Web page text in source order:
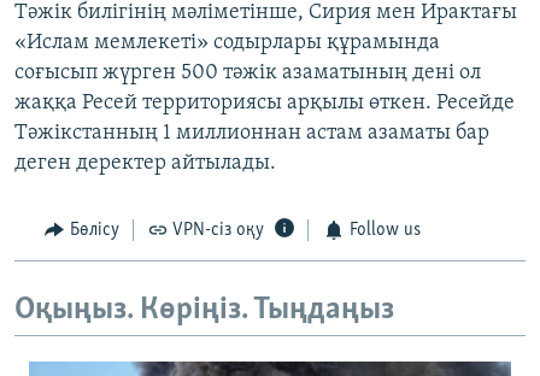
Тәжік билігінің мәліметінше, Сирия мен Ирактағы
«Ислам мемлекеті» содырлары құрамында
соғысып жүрген 500 тәжік азаматының дені ол
жаққа Ресей территориясы арқылы өткен. Ресейде
Тәжікстанның 1 миллионнан астам азаматы бар
деген деректер айтылады.
Бөлісу VPN-сіз оқу Follow us
Оқыңыз. Көріңіз. Тыңдаңыз